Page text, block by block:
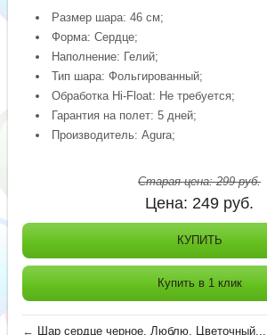
Размер шара: 46 см;
Форма: Сердце;
Наполнение: Гелий;
Тип шара: Фольгированный;
Обработка Hi-Float: Не требуется;
Гарантия на полет: 5 дней;
Производитель: Agura;
Старая цена:299руб.
Цена: 249 руб.
КУПИТЬ
Купить в 1 клик
← Шар сердце черное, Люблю, Цветочный...